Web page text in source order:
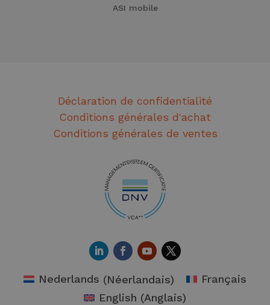
ASI mobile
Déclaration de confidentialité
Conditions générales d'achat
Conditions générales de ventes
Nederlands (Néerlandais)
Français
English (Anglais)